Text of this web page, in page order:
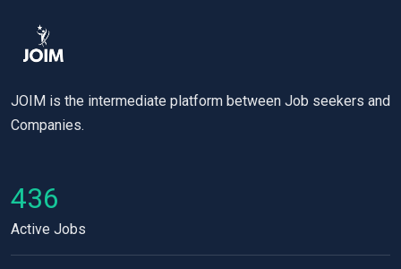
JOIM is the intermediate platform between Job seekers and
Companies.
436
Active Jobs